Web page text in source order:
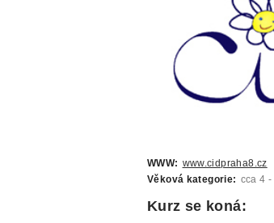
WWW: www.cidpraha8.cz
Věková kategorie: cca 4 -
Kurz se koná: